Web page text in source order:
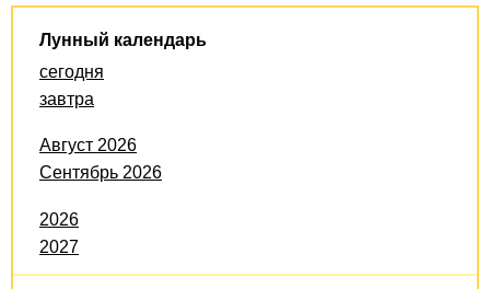
Лунный календарь
сегодня
завтра
Август 2026
Сентябрь 2026
2026
2027